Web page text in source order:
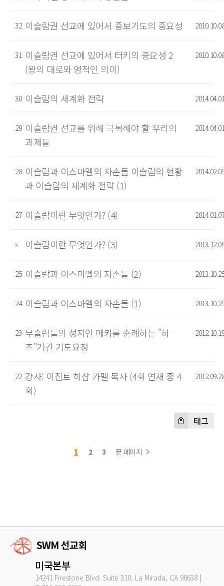
32 이슬람권 선교에 있어서 중보기도의 중요성 2010.10.08
31 이슬람권 선교에 있어서 터키의 중요성 2
(왕의 대로와 영적인 의미)
2010.10.08
30 이슬람의 세계화 전략 2014.04.01
29 이슬람권 선교를 위해 극복해야 할 우리의
과제들
2014.04.01
28 이슬람과 이스마엘의 자손들 이슬람의 현황
과 이슬람의 세계화 전략 (1)
2014.02.05
27 이슬람이란 무엇인가? (4) 2014.01.07
» 이슬람이란 무엇인가? (3) 2013.12.09
25 이슬람과 이스마엘의 자손들 (2) 2013.10.25
24 이슬람과 이스마엘의 자손들 (1) 2013.10.25
23 무슬림들의 성지인 메카를 순례하는 "하
즈"기간 기도요청
2012.10.19
22 강사: 이집트 히샴 카멜 목사 (4회 연재 중 4
회)
2012.09.28
태그
1 2 3 끝 페이지
미국본부
14241 Firestone Blvd. Suite 310, La Mirada, CA 90638 |